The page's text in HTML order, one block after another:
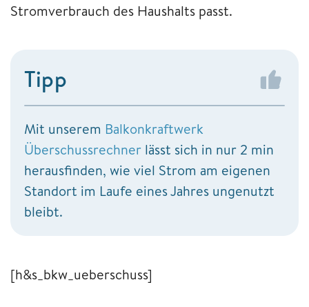
Stromverbrauch des Haushalts passt.
Tipp
Mit unserem Balkonkraftwerk
Überschussrechner lässt sich in nur 2 min
herausfinden, wie viel Strom am eigenen
Standort im Laufe eines Jahres ungenutzt
bleibt.
[h&s_bkw_ueberschuss]